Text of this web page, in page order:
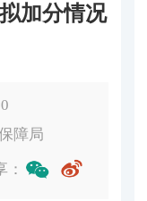
加分情况
障局
：